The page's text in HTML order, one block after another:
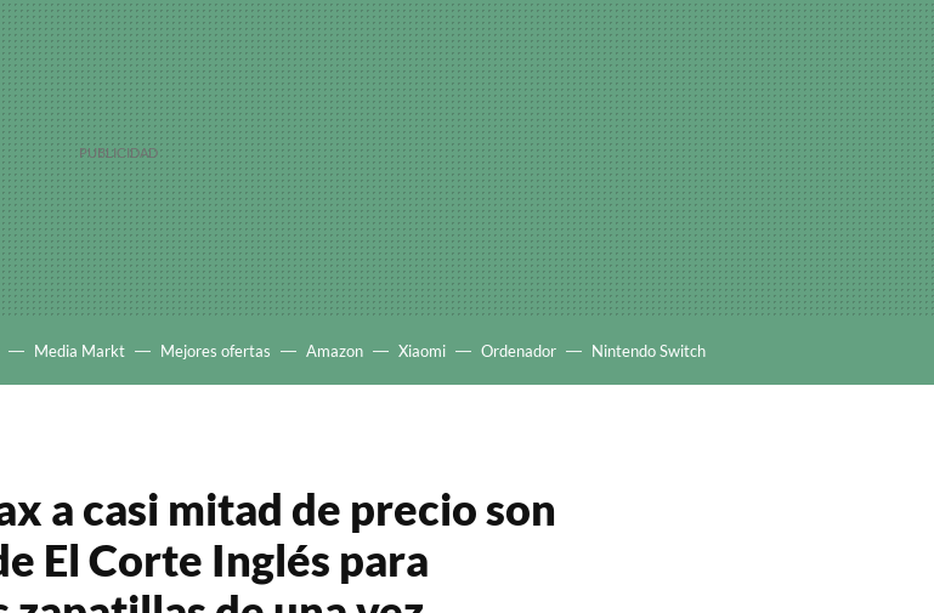
Media Markt Mejores ofertas Amazon Xiaomi Ordenador Nintendo Switch
a casi mitad de precio son
El Corte Inglés para